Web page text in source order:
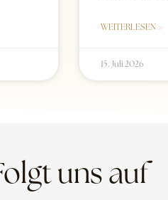
WEITERLESEN »
15. Juli 2026
uns auf